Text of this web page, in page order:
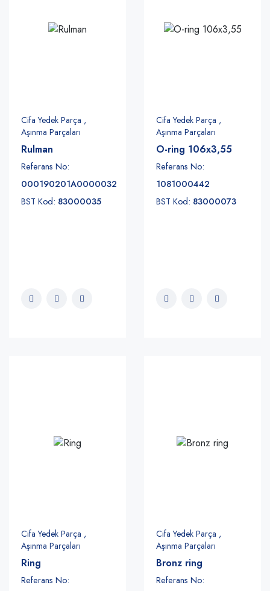
Cifa Yedek Parça ,
Aşınma Parçaları
Rulman
Referans No:
000190201A0000032
BST Kod: 83000035
Cifa Yedek Parça ,
Aşınma Parçaları
O-ring 106x3,55
Referans No:
1081000442
BST Kod: 83000073
Cifa Yedek Parça ,
Aşınma Parçaları
Ring
Referans No:
Cifa Yedek Parça ,
Aşınma Parçaları
Bronz ring
Referans No: